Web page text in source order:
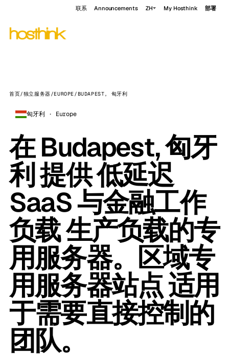
联系 Announcements ZH My Hosthink 部署
首页/独立服务器/EUROPE/BUDAPEST, 匈牙利
匈牙利 · Europe
在 Budapest, 匈牙
利 提供 低延迟
SaaS 与金融工作
负载 生产负载的专
用服务器。区域专
用服务器站点 适用
于需要直接控制的
团队。